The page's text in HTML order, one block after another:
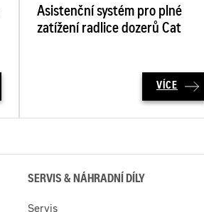
Asistenční systém pro plné
zatížení radlice dozerů Cat
VÍCE
SERVIS & NÁHRADNÍ DÍLY
Servis